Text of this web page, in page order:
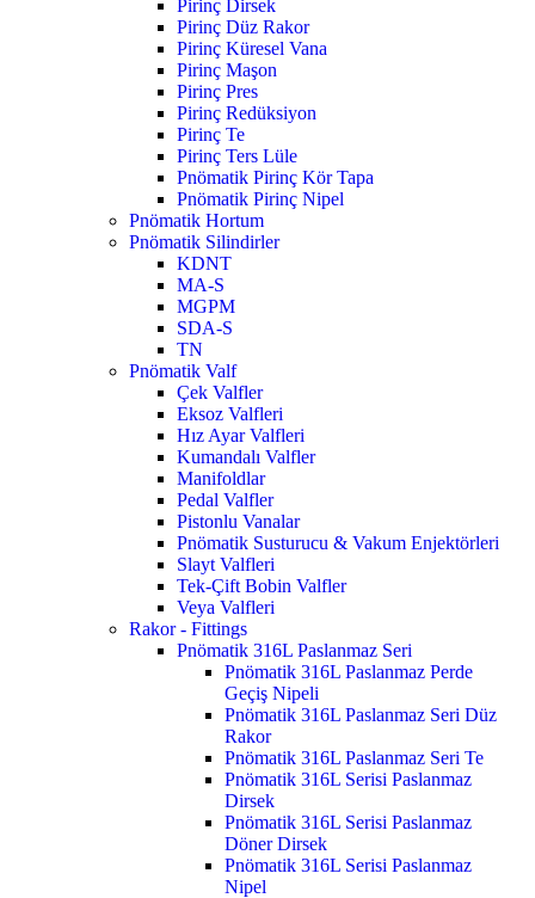
Pirinç Dirsek
Pirinç Düz Rakor
Pirinç Küresel Vana
Pirinç Maşon
Pirinç Pres
Pirinç Redüksiyon
Pirinç Te
Pirinç Ters Lüle
Pnömatik Pirinç Kör Tapa
Pnömatik Pirinç Nipel
Pnömatik Hortum
Pnömatik Silindirler
KDNT
MA-S
MGPM
SDA-S
TN
Pnömatik Valf
Çek Valfler
Eksoz Valfleri
Hız Ayar Valfleri
Kumandalı Valfler
Manifoldlar
Pedal Valfler
Pistonlu Vanalar
Pnömatik Susturucu & Vakum Enjektörleri
Slayt Valfleri
Tek-Çift Bobin Valfler
Veya Valfleri
Rakor - Fittings
Pnömatik 316L Paslanmaz Seri
Pnömatik 316L Paslanmaz Perde
Geçiş Nipeli
Pnömatik 316L Paslanmaz Seri Düz
Rakor
Pnömatik 316L Paslanmaz Seri Te
Pnömatik 316L Serisi Paslanmaz
Dirsek
Pnömatik 316L Serisi Paslanmaz
Döner Dirsek
Pnömatik 316L Serisi Paslanmaz
Nipel